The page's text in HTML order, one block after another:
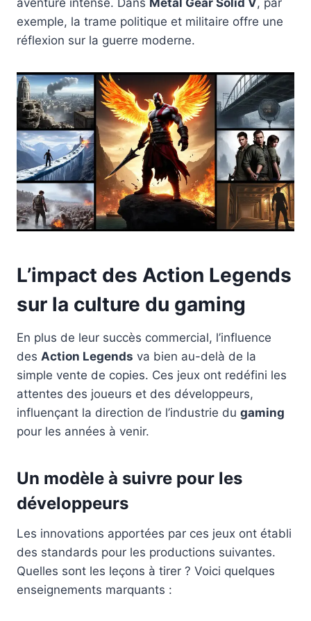
aventure intense. Dans Metal Gear Solid V, par
exemple, la trame politique et militaire offre une
réflexion sur la guerre moderne.
L’impact des Action Legends
sur la culture du gaming
En plus de leur succès commercial, l’influence
des Action Legends va bien au-delà de la
simple vente de copies. Ces jeux ont redéfini les
attentes des joueurs et des développeurs,
influençant la direction de l’industrie du gaming
pour les années à venir.
Un modèle à suivre pour les
développeurs
Les innovations apportées par ces jeux ont établi
des standards pour les productions suivantes.
Quelles sont les leçons à tirer ? Voici quelques
enseignements marquants :